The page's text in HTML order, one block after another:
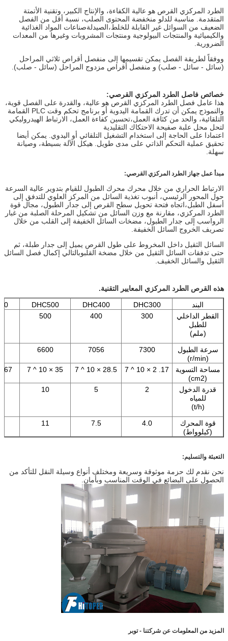
الطرد المركزي القرص هو عالية الكفاءة، والإنتاج الكبير، وتقنية الأتمتة
المتقدمة. مناسبة للدلو منخفضة المحتوى الصلب، نسبة أقل من الفصل
الضعيف من السوائل غير القابلة للخلط،الصيدلةصناعات المواد الغذائية
والكيميائية والمنتجات البيولوجية ومنتجات المشروبات وغيرها من المعدات
الضرورية.
ووفقاً لطريقة الفصل يمكن تقسيمها إلى منفصل أقراص ثلاثي المراحل
(سائل - سائل - صلب) و منفصل أقراص مزدوج المراحل (سائل - صلب).
خصائص فاصل الطرد المركزي القرصي:
هذا عامل فصل الطرد المركزي القرص هو عالية، والقدرة على الفصل قوية،
والنموذج يمكن أن تدرك القمامة اليدوية أو برنامج تحكم وقت PLC القمامة
التلقائية، والحد من كثافة العمل،تحسين كفاءة العمل، الارتباط الهيدروليكي
لتحل محل علبة صفيحة الاحتكاك التقليدية
اعتمادا على الحاجة إلى استخدام التشغيل التلقائي أو اليدوي. يمكن أيضا
تحقيق عملية التحكم الذاتي على مدى طويل. هيكل الآلة بسيطة، وصيانة
سهلة.
مبدأ عمل جهاز الطرد المركزي القرصي:
الارتباط الحراري من خلال محرك محرك الطبول للقيام بتدوير عالية السرعة
حول المحور الرئيسي، أنبوب تغذية السائل من المركز العلوي للتدفق إلى
أسفل الطبل،اتجاه فتحة تحويل سطح القرص إلى جدار الطبول، مجال قوة
الطرد المركزي، مقارنة مع وزن السائل من تشكيل المرحلة الصلبة من غبار
الرواسب إلى جدار الطبول، مضخات السائل الخفيفة إلى القلب من خلال
تصريف الخروج السائل الخفيفة.
السائل الثقيل داخل المخروط على طول القرص يميل إلى جدار طبلة، ثم
حتى تدفقات السائل الثقيل من خلال مضخة القلبوبالتالي إكمال فصل السائل
الثقيل والسائل الخفيف.
هذه القرص الطرد المركزي المعايير التقنية.
البند
DHC300
DHC400
DHC500
القطر الداخلي
للطبل
(ملم)
300
400
500
سرعة الطبول
(r/min)
7300
7056
6600
مساحة التسوية
(cm2)
17. 2 × 10 ^ 7
28.5 × 10 ^ 7
35 × 10 ^ 7
67 × 10 ^ 7
قدرة الدخول
للمياه
(t/h)
2
5
10
قوة المحرك
(كيلوواط)
4.0
7.5
11
التعبئة والتسليم:
نحن نقدم لك حزمة موثوقة وسريعة ومختلف أنواع وسيلة النقل للتأكد من
الحصول على البضائع في الوقت المناسب وبأمان.
المزيد من المعلومات عن شركتنا - توبر